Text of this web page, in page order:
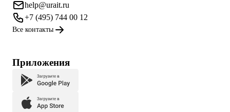
help@urait.ru
+7 (495) 744 00 12
Все контакты
Приложения